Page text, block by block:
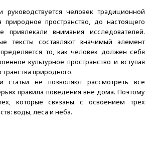
руководствуется человек традиционной
природное пространство, до настоящего
привлекали внимания исследователей.
тексты составляют значимый элемент
то, как человек должен себя
культурное пространство и вступая
природного.
статьи не позволяют рассмотреть все
правила поведения вне дома. Поэтому
которые связаны с освоением трех
воды, леса и неба.